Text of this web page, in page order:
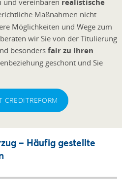
Maßnahmen nicht
Möglichkeiten und Wege zum
wir Sie von der Titulierung
besonders fair zu Ihren
geschont und Sie
– Häufig gestellte